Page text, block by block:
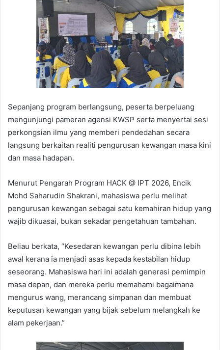
Sepanjang program berlangsung, peserta berpeluang
mengunjungi pameran agensi KWSP serta menyertai sesi
perkongsian ilmu yang memberi pendedahan secara
langsung berkaitan realiti pengurusan kewangan masa kini
dan masa hadapan.
Menurut Pengarah Program HACK @ IPT 2026, Encik
Mohd Saharudin Shakrani, mahasiswa perlu melihat
pengurusan kewangan sebagai satu kemahiran hidup yang
wajib dikuasai, bukan sekadar pengetahuan tambahan.
Beliau berkata, “Kesedaran kewangan perlu dibina lebih
awal kerana ia menjadi asas kepada kestabilan hidup
seseorang. Mahasiswa hari ini adalah generasi pemimpin
masa depan, dan mereka perlu memahami bagaimana
mengurus wang, merancang simpanan dan membuat
keputusan kewangan yang bijak sebelum melangkah ke
alam pekerjaan.”